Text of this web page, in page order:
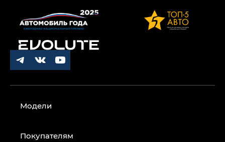
Модели
Покупателям